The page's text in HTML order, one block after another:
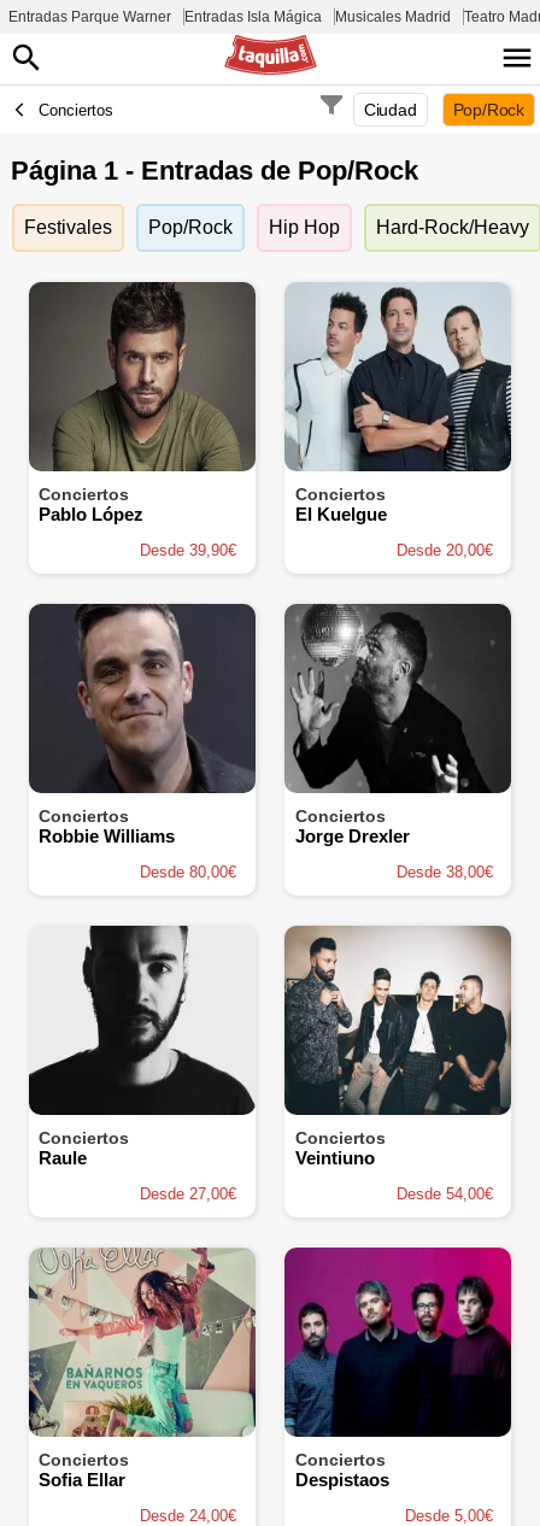
Entradas Parque Warner Entradas Isla Mágica Musicales Madrid Teatro
Conciertos Ciudad Pop/Rock
Página 1 - Entradas de Pop/Rock
Festivales Pop/Rock Hip Hop Hard-Rock/Heavy
Conciertos
Pablo López
Desde 39,90€
Conciertos
El Kuelgue
Desde 20,00€
Conciertos
Robbie Williams
Desde 80,00€
Conciertos
Jorge Drexler
Desde 38,00€
Conciertos
Raule
Desde 27,00€
Conciertos
Veintiuno
Desde 54,00€
Conciertos
Sofia Ellar
Desde 24,00€
Conciertos
Despistaos
Desde 5,00€